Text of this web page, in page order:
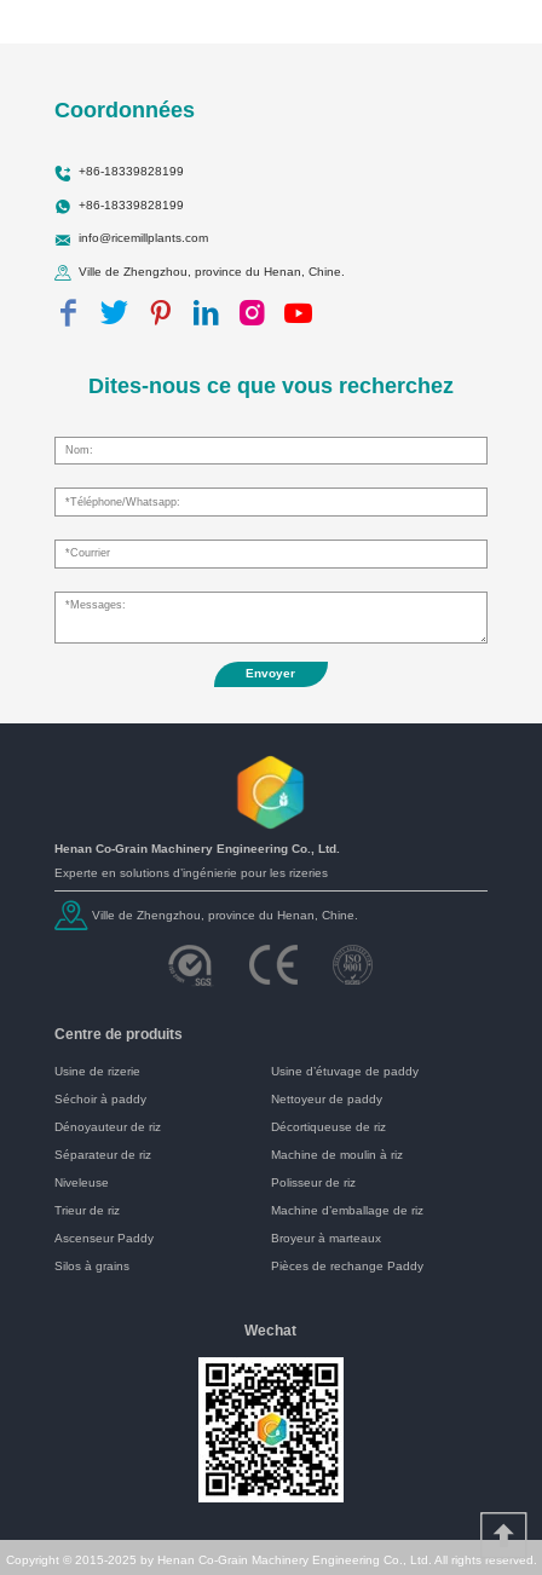
Coordonnées
+86-18339828199
+86-18339828199
info@ricemillplants.com
Ville de Zhengzhou, province du Henan, Chine.
Dites-nous ce que vous recherchez
Envoyer
Henan Co-Grain Machinery Engineering Co., Ltd.
Experte en solutions d’ingénierie pour les rizeries
Ville de Zhengzhou, province du Henan, Chine.
Centre de produits
Usine de rizerie Usine d’étuvage de paddy
Séchoir à paddy Nettoyeur de paddy
Dénoyauteur de riz Décortiqueuse de riz
Séparateur de riz Machine de moulin à riz
Niveleuse Polisseur de riz
Trieur de riz Machine d’emballage de riz
Ascenseur Paddy Broyeur à marteaux
Silos à grains Pièces de rechange Paddy
Wechat
Copyright © 2015-2025 by Henan Co-Grain Machinery Engineering Co., Ltd. All rights reserved.